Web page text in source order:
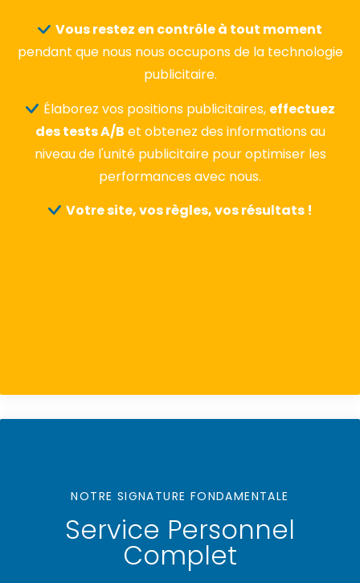
Vous restez en contrôle à tout moment
pendant que nous nous occupons de la technologie
publicitaire.
Élaborez vos positions publicitaires, effectuez
des tests A/B et obtenez des informations au
niveau de l'unité publicitaire pour optimiser les
performances avec nous.
Votre site, vos règles, vos résultats !
NOTRE SIGNATURE FONDAMENTALE
Service Personnel
Complet